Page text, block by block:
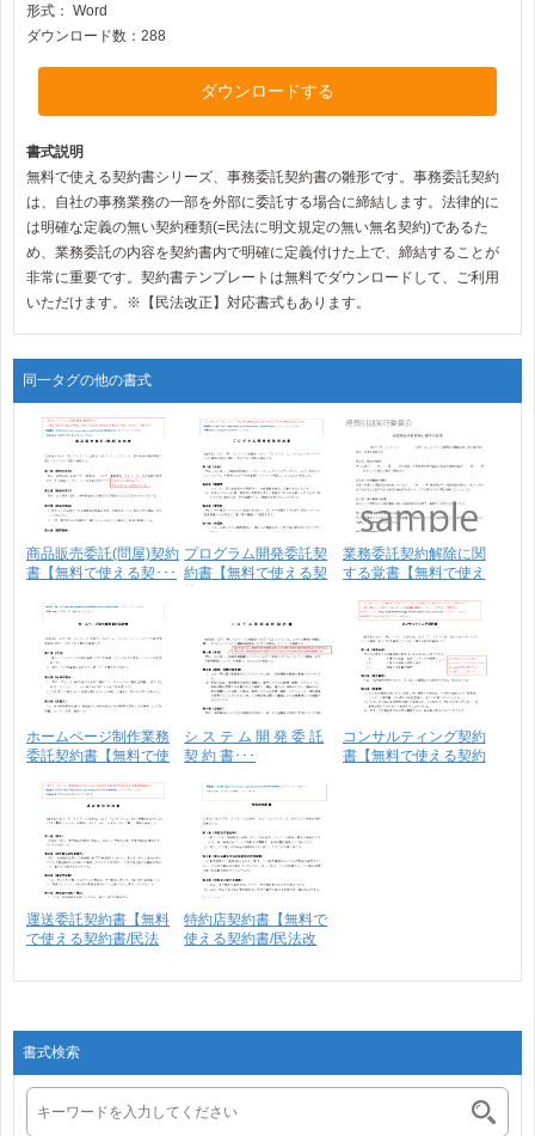
形式： Word
ダウンロード数：288
ダウンロードする
書式説明
無料で使える契約書シリーズ、事務委託契約書の雛形です。事務委託契約
は、自社の事務業務の一部を外部に委託する場合に締結します。法律的に
は明確な定義の無い契約種類(=民法に明文規定の無い無名契約)であるた
め、業務委託の内容を契約書内で明確に定義付けた上で、締結することが
非常に重要です。契約書テンプレートは無料でダウンロードして、ご利用
いただけます。※【民法改正】対応書式もあります。
同一タグの他の書式
商品販売委託(問屋)契約
書【無料で使える契･･･
プログラム開発委託契
約書【無料で使える契
業務委託契約解除に関
する覚書【無料で使え
ホームページ制作業務
委託契約書【無料で使
シ ス テ ム 開 発 委 託
契 約 書･･･
コンサルティング契約
書【無料で使える契約
運送委託契約書【無料
で使える契約書/民法
特約店契約書【無料で
使える契約書/民法改
書式検索